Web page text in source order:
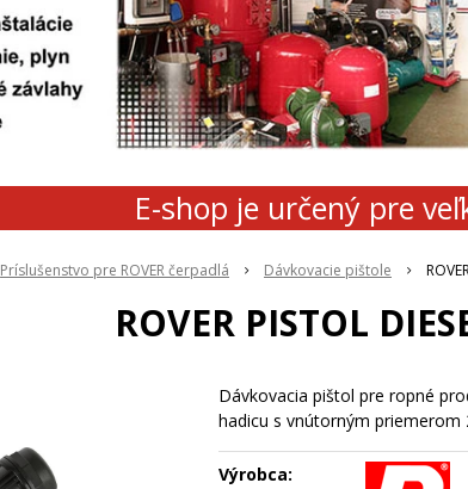
E-shop je určený pre
Príslušenstvo pre ROVER čerpadlá Dávkovacie pištole
ROVER PISTOL
Dávkovacia pištol pre ropné
hadicu s vnútorným priemerom
Výrobca: